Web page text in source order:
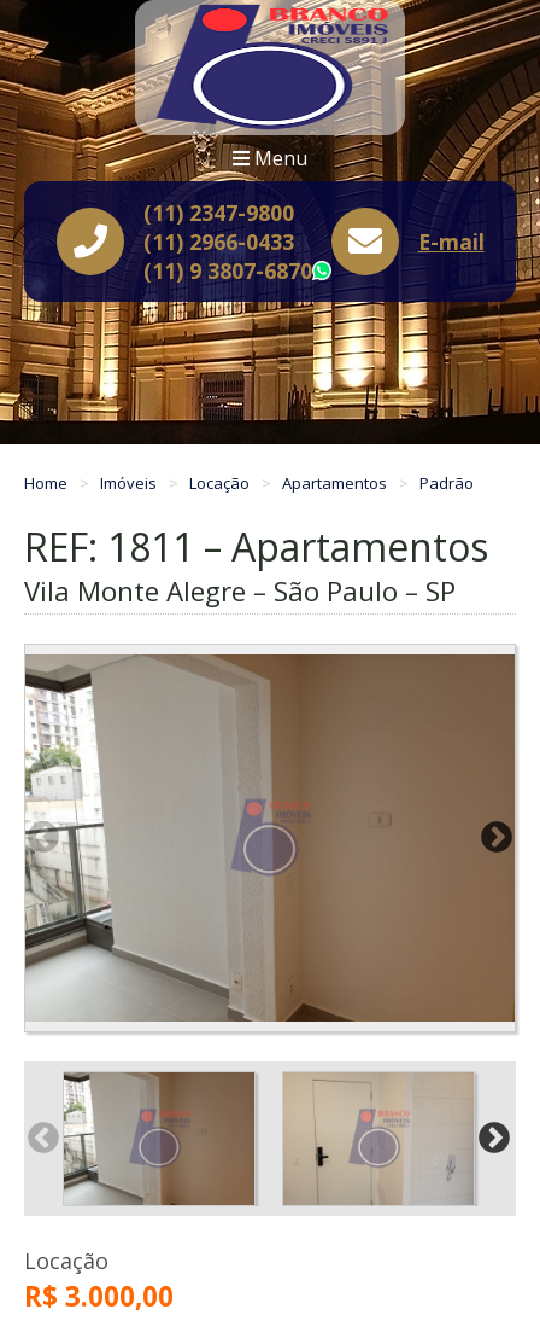
Menu
(11) 2347-9800
(11) 2966-0433
(11) 9 3807-6870
WhatsApp
E-mail
Home Imóveis Locação Apartamentos Padrão
REF: 1811 – Apartamentos
Vila Monte Alegre – São Paulo – SP
Locação
R$ 3.000,00